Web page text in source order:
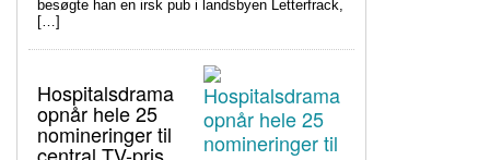
besøgte han en irsk pub i landsbyen Letterfrack,
[…]
Hospitalsdrama
opnår hele 25
nomineringer til